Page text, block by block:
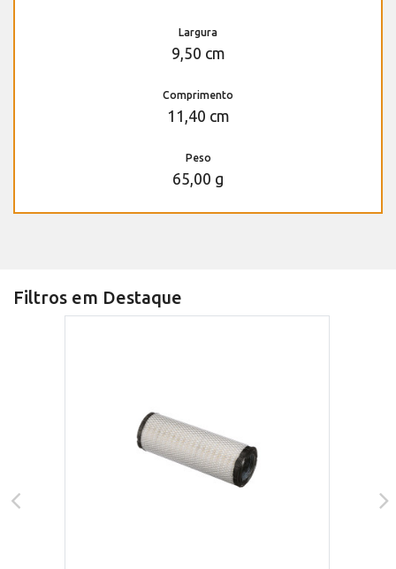
Largura
9,50 cm
Comprimento
11,40 cm
Peso
65,00 g
Filtros em Destaque